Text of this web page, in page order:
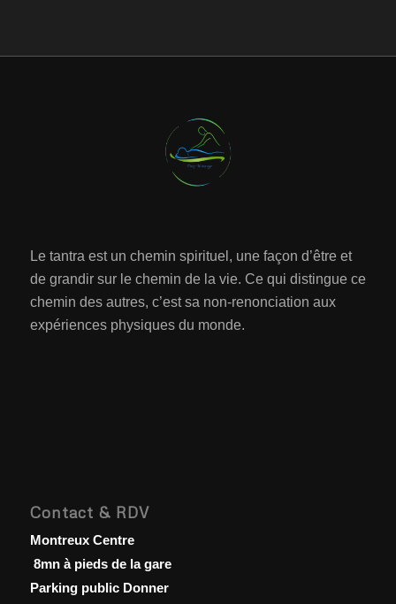
Le tantra est un chemin spirituel, une façon d’être et
de grandir sur le chemin de la vie. Ce qui distingue ce
chemin des autres, c’est sa non-renonciation aux
expériences physiques du monde.
Contact & RDV
Montreux Centre
8mn à pieds de la gare
Parking public Donner